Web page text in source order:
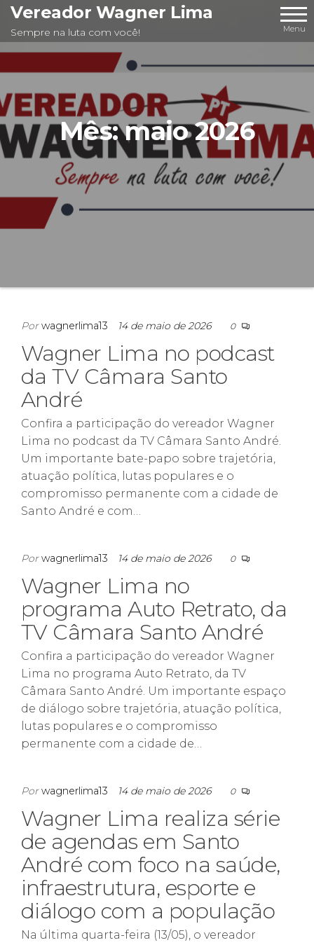
Pular
para
o
Vereador Wagner Lima
Sempre na luta com você! Menu
Mês:maio 2026
Porwagnerlima13 14 de maio de 2026 0
Wagner Lima no podcast
da TV Câmara Santo
André
Confira a participação do vereador Wagner
Lima no podcast da TV Câmara Santo André.
Um importante bate-papo sobre trajetória,
atuação política, lutas populares e o
compromisso permanente com a cidade de
Santo André e com…
Porwagnerlima13 14 de maio de 2026 0
Wagner Lima no
programa Auto Retrato, da
TV Câmara Santo André
Confira a participação do vereador Wagner
Lima no programa Auto Retrato, da TV
Câmara Santo André. Um importante espaço
de diálogo sobre trajetória, atuação política,
lutas populares e o compromisso
permanente com a cidade de…
Porwagnerlima13 14 de maio de 2026 0
Wagner Lima realiza série
de agendas em Santo
André com foco na saúde,
infraestrutura, esporte e
diálogo com a população
Na última quarta-feira (13/05), o vereador